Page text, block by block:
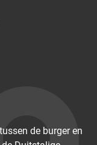
de burger en